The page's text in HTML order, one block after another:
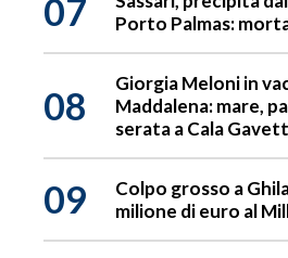
07
Porto Palmas:
08
Giorgia Meloni in
Maddalena: mare,
serata a Cala
09
Colpo grosso a
milione di euro al